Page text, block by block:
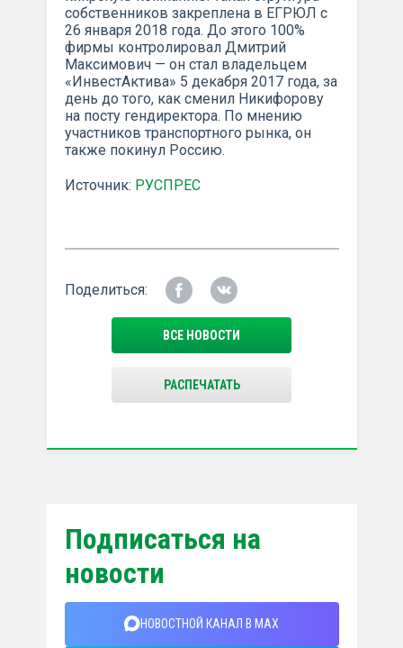
собственников закреплена в ЕГРЮЛ с
26 января 2018 года. До этого 100%
фирмы контролировал Дмитрий
Максимович — он стал владельцем
«ИнвестАктива» 5 декабря 2017 года, за
день до того, как сменил Никифорову
на посту гендиректора. По мнению
участников транспортного рынка, он
также покинул Россию.
Источник: РУСПРЕС
Поделиться:
ВСЕ НОВОСТИ
РАСПЕЧАТАТЬ
Подписаться на
новости
НОВОСТНОЙ КАНАЛ В MAX